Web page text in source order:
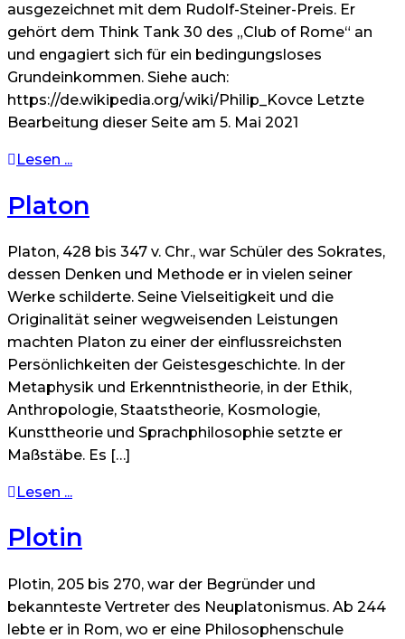
ausgezeichnet mit dem Rudolf-Steiner-Preis. Er
gehört dem Think Tank 30 des „Club of Rome“ an
und engagiert sich für ein bedingungsloses
Grundeinkommen. Siehe auch:
https://de.wikipedia.org/wiki/Philip_Kovce Letzte
Bearbeitung dieser Seite am 5. Mai 2021
Lesen ...
Platon
Platon, 428 bis 347 v. Chr., war Schüler des Sokrates,
dessen Denken und Methode er in vielen seiner
Werke schilderte. Seine Vielseitigkeit und die
Originalität seiner wegweisenden Leistungen
machten Platon zu einer der einflussreichsten
Persönlichkeiten der Geistesgeschichte. In der
Metaphysik und Erkenntnistheorie, in der Ethik,
Anthropologie, Staatstheorie, Kosmologie,
Kunsttheorie und Sprachphilosophie setzte er
Maßstäbe. Es […]
Lesen ...
Plotin
Plotin, 205 bis 270, war der Begründer und
bekannteste Vertreter des Neuplatonismus. Ab 244
lebte er in Rom, wo er eine Philosophenschule